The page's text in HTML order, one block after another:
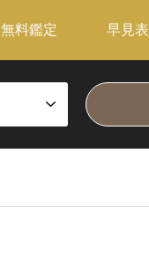
無料鑑定 早見表